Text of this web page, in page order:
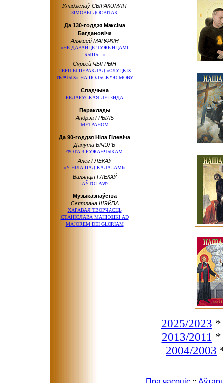
Уладзіслаў СЫРАКОМЛЯ
ЗІМОВЫ ДОСВІТАК
Да 130-годдзя Максіма
Багдановіча
Аляксей МАРАЧКІН
«НЕ ДАВАЙЦЕ ЧУЖЫНЦАМІ
БЫЦЬ…»
Сяргей ЧЫГРЫН
ПЕРШЫ ПЕРАКЛАД «СЛУЦКІХ
ТКАЧЫХ» НА ПОЛЬСКУЮ МОВУ
Спадчына
БЕЛАРУСКАЯ ЛЕГЕНДА
Пераклады
Андрэа ГРЫЛЬ
МЕТРАНОМ
Да 90-годдзя Ніла Гілевіча
Данута БІЧЭЛЬ
ФОТА З РУЖАНЧЫКАМ
Алег ГЛЕКАЎ
«У НІЛА ПАД КАЛАСАМІ»
Валянцін ГЛЕКАЎ
АЎТОГРАФ
Музыказнаўства
Святлана ШЭЙПА
ХАРАВАЯ ТВОРЧАСЦЬ
СТАНІСЛАВА МАНЮШКІ AD
MAJOREM DEI GLORIAM
2025/2023
2013/2011
2004/2003
Пра часопіс ::